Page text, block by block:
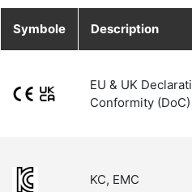
Symbole Description
EU & UK
Conformity (DoC)
KC, EMC